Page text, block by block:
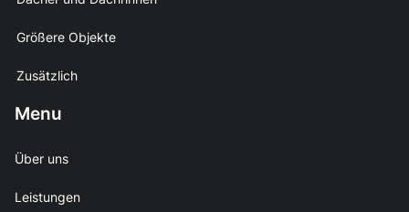
Größere Objekte
Zusätzlich
Menu
Über uns
Leistungen